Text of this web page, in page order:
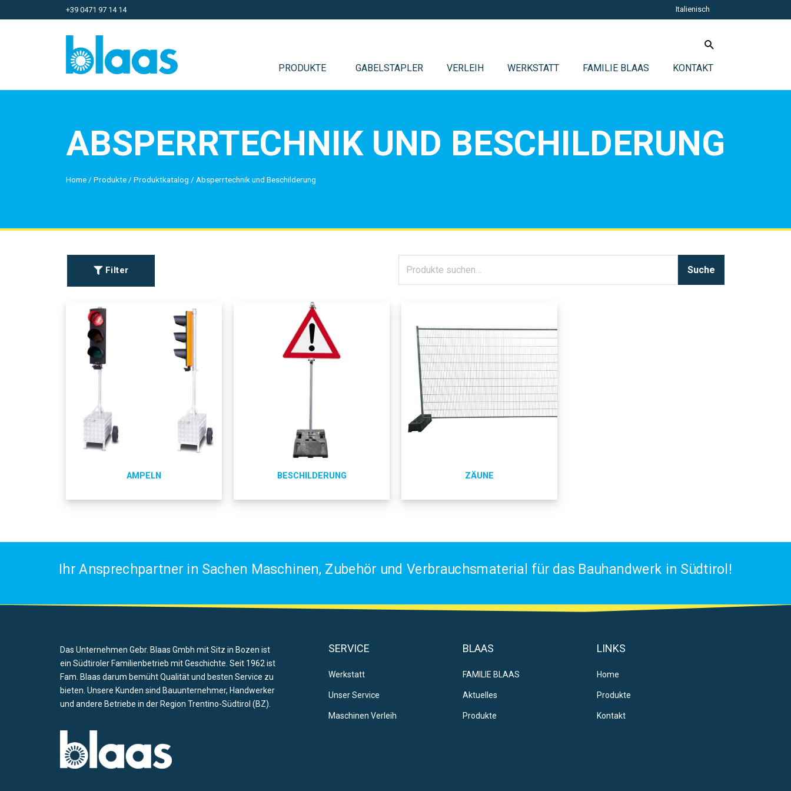
+39 0471 97 14 14 Italienisch
PRODUKTE GABELSTAPLER VERLEIH WERKSTATT FAMILIE BLAAS KONTAKT
ABSPERRTECHNIK UND BESCHILDERUNG
Home / Produkte / Produktkatalog / Absperrtechnik und Beschilderung
Filter Suche
AMPELN BESCHILDERUNG ZÄUNE
Ihr Ansprechpartner in Sachen Maschinen, Zubehör und Verbrauchsmaterial für das Bauhandwerk in Südtirol!
Das Unternehmen Gebr. Blaas Gmbh mit Sitz in Bozen ist
ein Südtiroler Familienbetrieb mit Geschichte. Seit 1962 ist
Fam. Blaas darum bemüht Qualität und besten Service zu
bieten. Unsere Kunden sind Bauunternehmer, Handwerker
und andere Betriebe in der Region Trentino-Südtirol (BZ).
SERVICE
Werkstatt
Unser Service
Maschinen Verleih
BLAAS
FAMILIE BLAAS
Aktuelles
Produkte
LINKS
Home
Produkte
Kontakt